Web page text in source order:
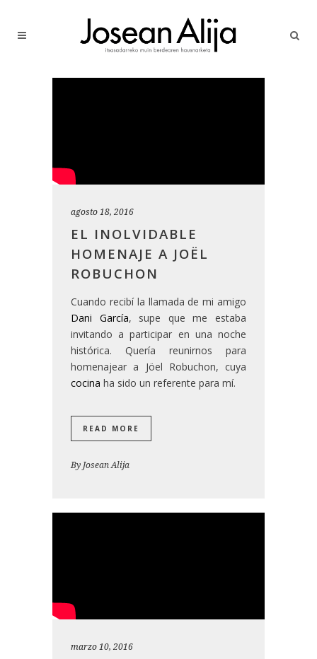
agosto 18, 2016
EL INOLVIDABLE
HOMENAJE A JOËL
ROBUCHON
Cuando recibí la llamada de mi amigo
Dani García, supe que me estaba
invitando a participar en una noche
histórica. Quería reunirnos para
homenajear a Jöel Robuchon, cuya
cocina ha sido un referente para mí.
READ MORE
By Josean Alija
marzo 10, 2016